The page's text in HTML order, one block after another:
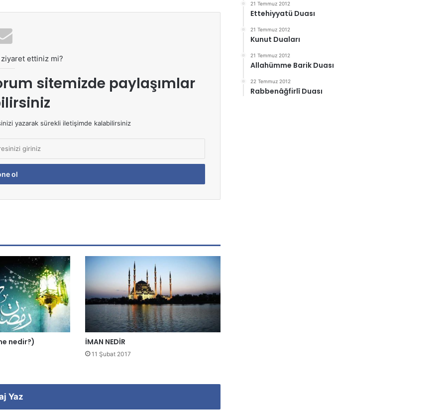
ziyaret ettiniz mi?
sitemizde paylaşımlar
yazarak sürekli iletişimde kalabilirsiniz
nedir?) İMAN NEDİR
11 Şubat 2017
Yaz
21 Temmuz 2012
Ettehiyyatü Duası
21 Temmuz 2012
Kunut Duaları
21 Temmuz 2012
Allahümme Barik Duası
22 Temmuz 2012
Rabbenâğfirlî Duası